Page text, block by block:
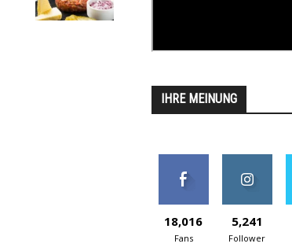
IHRE MEINUNG
18,016
Fans
5,241
Follower